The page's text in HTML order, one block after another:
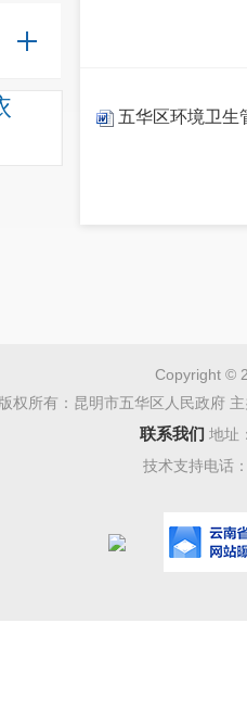
五华区环境卫生
Copyright ©
版权所有：昆明市五华区人民政府
联系我们 地址
技术支持电话